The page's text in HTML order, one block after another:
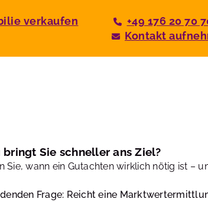
verkaufen
+49 176 20 70
Kontakt
Sie schneller ans Ziel?
wann ein Gutachten wirklich nötig ist –
Frage: Reicht eine